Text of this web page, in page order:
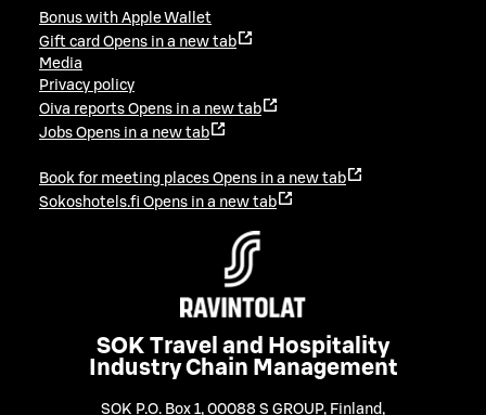
Bonus with Apple Wallet
Gift card Opens in a new tab
Media
Privacy policy
Oiva reports Opens in a new tab
Jobs Opens in a new tab
Book for meeting places Opens in a new tab
Sokoshotels.fi Opens in a new tab
SOK Travel and Hospitality
Industry Chain Management
SOK P.O. Box 1, 00088 S GROUP, Finland ,